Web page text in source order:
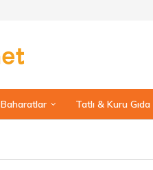
Baharatlar Tatlı & Kuru Gıda